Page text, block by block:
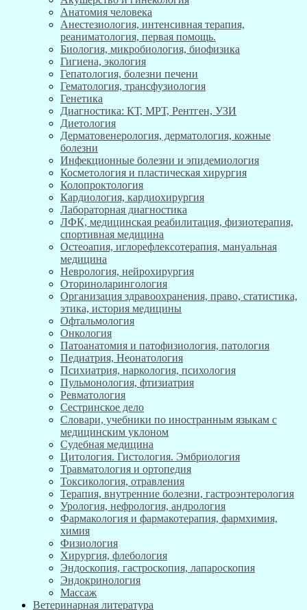
Анатомия человека
Анестезиология, интенсивная терапия,
реаниматология, первая помощь.
Биология, микробиология, биофизика
Гигиена, экология
Гепатология, болезни печени
Гематология, трансфузиология
Генетика
Диагностика: КТ, МРТ, Рентген, УЗИ
Диетология
Дерматовенерология, дерматология, кожные
болезни
Инфекционные болезни и эпидемиология
Косметология и пластическая хирургия
Колопроктология
Кардиология, кардиохирургия
Лабораторная диагностика
ЛФК, медицинская реабилитация, физиотерапия,
спортивная медицина
Остеоапия, иглорефлексотерапия, мануальная
медицина
Неврология, нейрохирургия
Оториноларингология
Организация здравоохранения, право, статистика,
этика, история медицины
Офтальмология
Онкология
Патоанатомия и патофизиология, патология
Педиатрия, Неонатология
Психиатрия, наркология, психология
Пульмонология, фтизиатрия
Ревматология
Сестринское дело
Словари, учебники по иностранным языкам с
медицинским уклоном
Судебная медицина
Цитология. Гистология. Эмбриология
Травматология и ортопедия
Токсикология, отравления
Терапия, внутренние болезни, гастроэнтерология
Урология, нефрология, андрология
Фармакология и фармакотерапия, фармхимия,
химия
Физиология
Хирургия, флебология
Эндоскопия, гастроскопия, лапароскопия
Эндокринология
Массаж
Ветеринарная литература